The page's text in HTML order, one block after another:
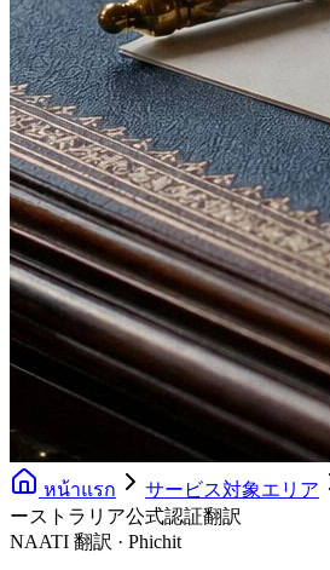
หน้าแรก サービス対象エリア
ーストラリア公式認証翻訳
NAATI 翻訳 · Phichit